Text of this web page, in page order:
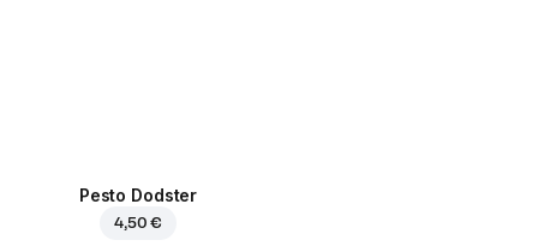
Pesto Dodster
4,50 €